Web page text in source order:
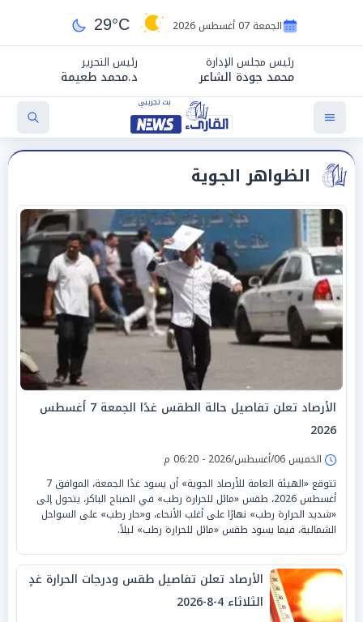
الجمعة 07 أغسطس 2026 29°C
رئيس مجلس الإدارة
محمد جودة الشاعر
رئيس التحرير
د.محمد طعيمة
الظواهر الجوية
الأرصاد تعلن تفاصيل حالة الطقس غدًا الجمعة 7 أغسطس
2026
الخميس 06/أغسطس/2026 - 06:20 م
تتوقع «الهيئة العامة للأرصاد الجوية» أن يسود غدًا الجمعة، الموافق 7
أغسطس 2026، طقس «مائل للحرارة رطب» في الصباح الباكر، يتحول إلى
«شديد الحرارة رطب» نهارًا على أغلب الأنحاء، و«حار رطب» على السواحل
الشمالية، فيما يسود طقس «مائل للحرارة رطب» ليلاً.
الأرصاد تعلن تفاصيل طقس ودرجات الحرارة غدٍ
الثلاثاء 4-8-2026